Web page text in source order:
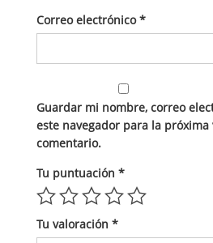
Correo electrónico*
Guardar mi nombre, correo
este navegador para la próxima
comentario.
Tu puntuación *
Tu valoración *